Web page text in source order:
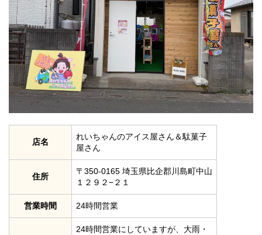
店名
れいちゃんのアイス屋さん＆駄菓子
屋さん
住所
〒350-0165 埼玉県比企郡川島町中山
１２９２−２１
営業時間 24時間営業
24時間営業にしていますが、大雨・